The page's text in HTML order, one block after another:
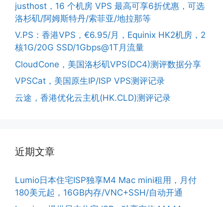
justhost，16 个机房 VPS 最高可享6折优惠，可选
洛杉矶/阿姆斯特丹/索菲亚/地拉那等
V.PS：香港VPS，€6.95/月，Equinix HK2机房，2
核1G/20G SSD/1Gbps@1T月流量
CloudCone，美国洛杉矶VPS(DC4)测评数据分享
VPSCat，美国原生IP/ISP VPS测评记录
云途，香港优化云主机(HK.CLD)测评记录
近期文章
Lumio日本住宅ISP独享M4 Mac mini租用，月付
180美元起，16GB内存/VNC+SSH/自动开通